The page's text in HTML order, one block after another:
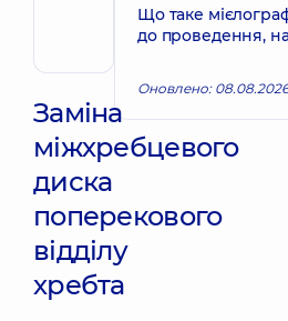
Хірург;
Хірург
Заміна
міжхребцевого
диска
поперекового
відділу
хребта
Що таке
до проведення,
Оновлено: 08.08.2026